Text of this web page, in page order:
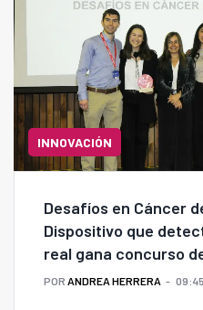
INNOVACIÓN
Desafíos en Cáncer
Dispositivo que
real gana concurso
POR ANDREA HERRERA 09:45